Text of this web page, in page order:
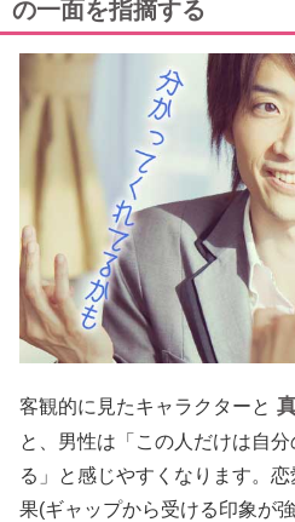
の一面を指摘する
客観的に見たキャラクターと
と、男性は「この人だけは自
る」と感じやすくなります。
果(ギャップから受ける印象が